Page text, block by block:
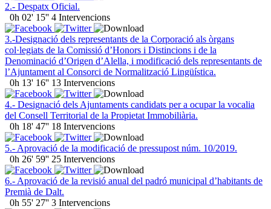
2.- Despatx Oficial.
0h 02' 15'' 4 Intervencions
3.-Designació dels representants de la Corporació als òrgans
col·legiats de la Comissió d’Honors i Distincions i de la
Denominació d’Origen d’Alella, i modificació dels representants de
l’Ajuntament al Consorci de Normalització Lingüística.
0h 13' 16'' 13 Intervencions
4.- Designació dels Ajuntaments candidats per a ocupar la vocalia
del Consell Territorial de la Propietat Immobiliària.
0h 18' 47'' 18 Intervencions
5.- Aprovació de la modificació de pressupost núm. 10/2019.
0h 26' 59'' 25 Intervencions
6.- Aprovació de la revisió anual del padró municipal d’habitants de
Premià de Dalt.
0h 55' 27'' 3 Intervencions